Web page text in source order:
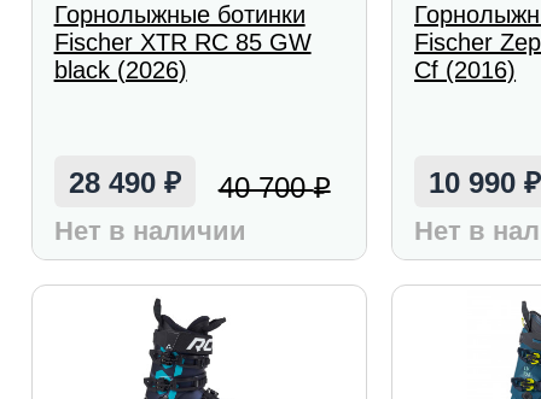
Горнолыжные ботинки
Fischer XTR RC 85 GW
black (2026)
28 490 ₽ 40 700₽
Нет в наличии
Fischer
Cf (2016)
10 990₽
Нет в